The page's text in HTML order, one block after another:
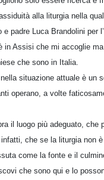
alla liturgia nella
padre Luca Brandolini per
Assisi che mi accoglie
che sono in Italia.
situazione attuale è
operano, a volte
il luogo più adeguato, che
che se la liturgia non
come la fonte e il
che sono qui e lo